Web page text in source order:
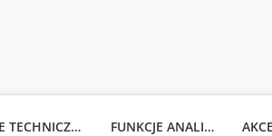
SPECYFIKACJE TECHNICZNE FUNKCJE ANALIZY